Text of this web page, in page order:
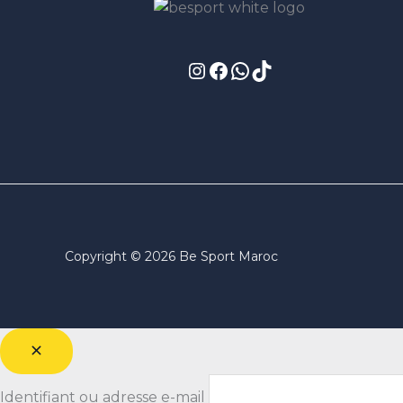
Copyright © 2026 Be Sport Maroc
Identifiant ou adresse e-mail